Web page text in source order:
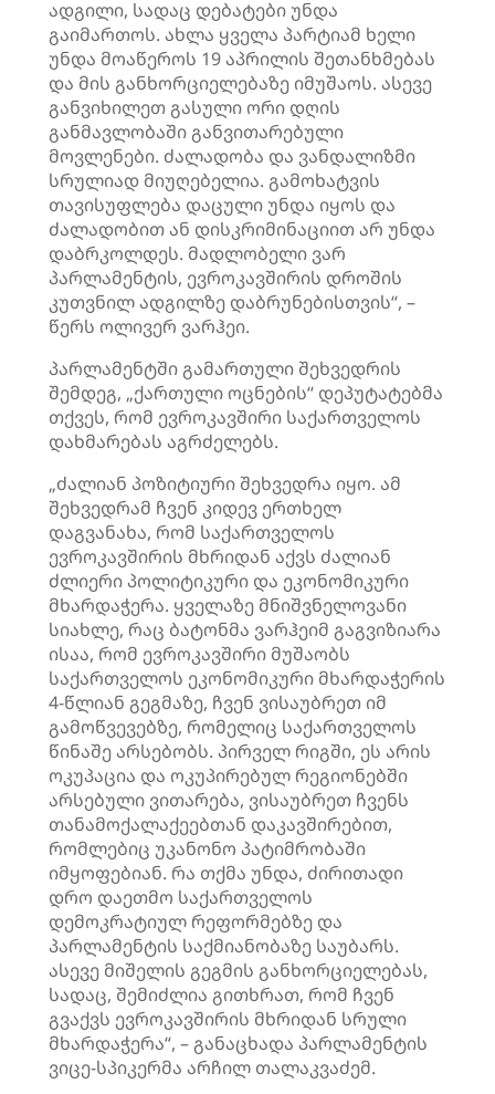
ადგილი, სადაც დებატები უნდა
გაიმართოს. ახლა ყველა პარტიამ ხელი
უნდა მოაწეროს 19 აპრილის შეთანხმებას
და მის განხორციელებაზე იმუშაოს. ასევე
განვიხილეთ გასული ორი დღის
განმავლობაში განვითარებული
მოვლენები. ძალადობა და ვანდალიზმი
სრულიად მიუღებელია. გამოხატვის
თავისუფლება დაცული უნდა იყოს და
ძალადობით ან დისკრიმინაციით არ უნდა
დაბრკოლდეს. მადლობელი ვარ
პარლამენტის, ევროკავშირის დროშის
კუთვნილ ადგილზე დაბრუნებისთვის“, –
წერს ოლივერ ვარჰეი.
პარლამენტში გამართული შეხვედრის
შემდეგ, „ქართული ოცნების“ დეპუტატებმა
თქვეს, რომ ევროკავშირი საქართველოს
დახმარებას აგრძელებს.
„ძალიან პოზიტიური შეხვედრა იყო. ამ
შეხვედრამ ჩვენ კიდევ ერთხელ
დაგვანახა, რომ საქართველოს
ევროკავშირის მხრიდან აქვს ძალიან
ძლიერი პოლიტიკური და ეკონომიკური
მხარდაჭერა. ყველაზე მნიშვნელოვანი
სიახლე, რაც ბატონმა ვარჰეიმ გაგვიზიარა
ისაა, რომ ევროკავშირი მუშაობს
საქართველოს ეკონომიკური მხარდაჭერის
4-წლიან გეგმაზე, ჩვენ ვისაუბრეთ იმ
გამოწვევებზე, რომელიც საქართველოს
წინაშე არსებობს. პირველ რიგში, ეს არის
ოკუპაცია და ოკუპირებულ რეგიონებში
არსებული ვითარება, ვისაუბრეთ ჩვენს
თანამოქალაქეებთან დაკავშირებით,
რომლებიც უკანონო პატიმრობაში
იმყოფებიან. რა თქმა უნდა, ძირითადი
დრო დაეთმო საქართველოს
დემოკრატიულ რეფორმებზე და
პარლამენტის საქმიანობაზე საუბარს.
ასევე მიშელის გეგმის განხორციელებას,
სადაც, შემიძლია გითხრათ, რომ ჩვენ
გვაქვს ევროკავშირის მხრიდან სრული
მხარდაჭერა“, – განაცხადა პარლამენტის
ვიცე-სპიკერმა არჩილ თალაკვაძემ.